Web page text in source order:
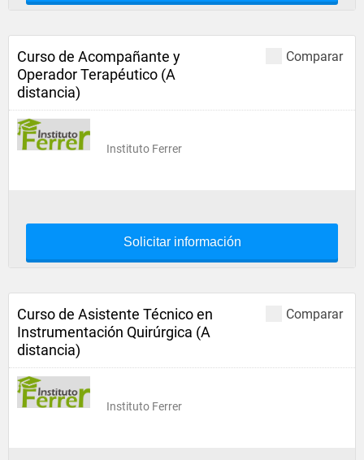
Comparar
Curso de Acompañante y
Operador Terapéutico (A
distancia)
Instituto Ferrer
Solicitar información
Comparar
Curso de Asistente Técnico en
Instrumentación Quirúrgica (A
distancia)
Instituto Ferrer